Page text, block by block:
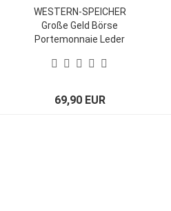
WESTERN-SPEICHER
Große Geld Börse
Portemonnaie Leder
Elements Hanna 154
69,90 EUR